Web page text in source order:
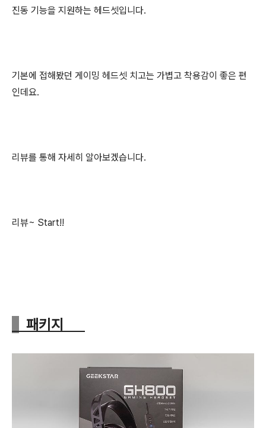
진동 기능을 지원하는 헤드셋입니다.
기본에 접해봤던 게이밍 헤드셋 치고는 가볍고 착용감이 좋은 편
인데요.
리뷰를 통해 자세히 알아보겠습니다.
리뷰~ Start!!
패키지